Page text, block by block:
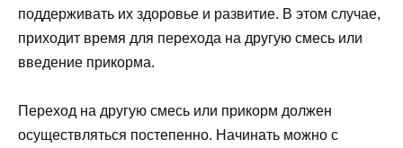
поддерживать их здоровье и развитие. В этом случае,
приходит время для перехода на другую смесь или
введение прикорма.
Переход на другую смесь или прикорм должен
осуществляться постепенно. Начинать можно с